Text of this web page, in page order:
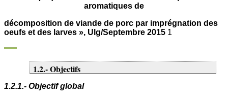
aromatiques de
décomposition de viande de porc par imprégnation des
oeufs et des larves », Ulg/Septembre 2015 1
1.2.- Objectifs
1.2.1.- Objectif global